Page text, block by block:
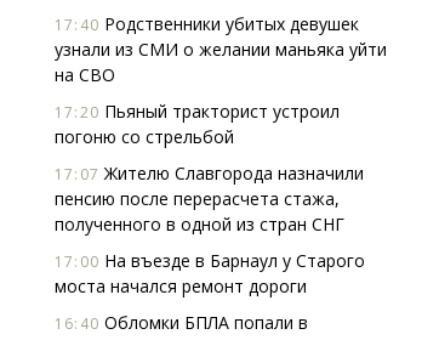
17:40 Родственники убитых девушек
узнали из СМИ о желании маньяка уйти
на СВО
17:20 Пьяный тракторист устроил
погоню со стрельбой
17:07 Жителю Славгорода назначили
пенсию после перерасчета стажа,
полученного в одной из стран СНГ
17:00 На въезде в Барнаул у Старого
моста начался ремонт дороги
16:40 Обломки БПЛА попали в